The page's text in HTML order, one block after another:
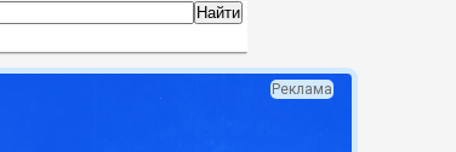
Реклама